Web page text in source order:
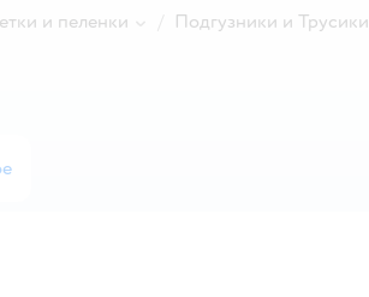
и пеленки Подгузники и Трусики